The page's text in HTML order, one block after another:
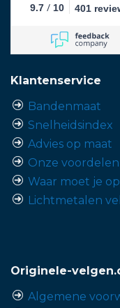
9.7 / 10 401
Klantenservice
Bandenmaat
Snelheidsindex
Advies op maat
Onze voordelen
Waar moet je
Lichtmetalen
Originele-
Algemene